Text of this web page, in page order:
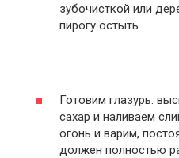
зубочисткой или
пирогу остыть.
Готовим глазурь:
сахар и наливаем
огонь и варим,
должен полностью